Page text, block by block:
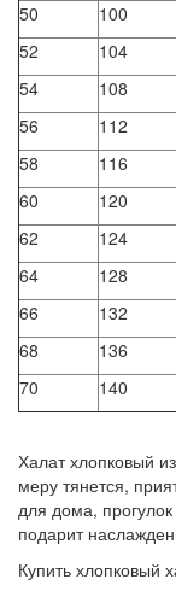
50
100
52
104
54
108
56
112
58
116
60
120
62
124
64
128
66
132
68
136
70
140
Халат хлопковый
меру тянется,
для дома,
подарит
Купить хлопковый